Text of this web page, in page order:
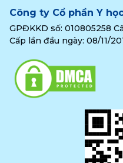
Công ty Cổ phần Y
GPĐKKD số: 010805258
Cấp lần đầu ngày: 08/11/